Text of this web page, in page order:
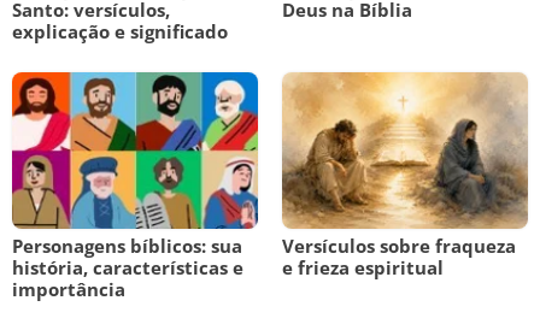
Santo: versículos,
explicação e significado
Deus na Bíblia
Personagens bíblicos: sua
história, características e
importância
Versículos sobre fraqueza
e frieza espiritual